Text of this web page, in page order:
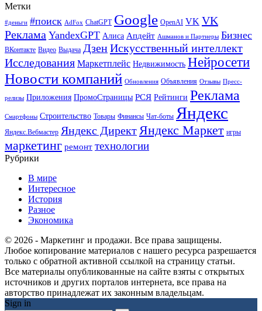
Метки
#деньги #поиск AdFox ChatGPT Google OpenAI VK VK
Реклама YandexGPT Алиса Апдейт Ашманов и Партнеры Бизнес
ВКонтакте Видео Выдача ДзенИскусственный интеллект
Исследования Маркетплейс Недвижимость Нейросети
Новости компаний Обновления Объявления Отзывы Пресс-
релизы Приложения ПромоСтраницы РСЯ Рейтинги Реклама
Смартфоны Строительство Товары Финансы Чат-боты Яндекс
Яндекс.Вебмастер Яндекс Директ Яндекс Маркет игры
маркетинг ремонт технологии
Рубрики
В мире
Интересное
История
Разное
Экономика
© 2026 - Маркетинг и продажи. Все права защищены.
Любое копирование материалов с нашего ресурса разрешается
только с обратной активной ссылкой на страницу статьи.
Все материалы опубликованные на сайте взяты с открытых
источников и других порталов интернета, все права на
авторство принадлежат их законным владельцам.
Sign in